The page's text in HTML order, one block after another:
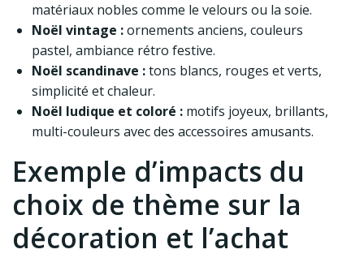
matériaux nobles comme le velours ou la soie.
Noël vintage :ornements anciens, couleurs
pastel, ambiance rétro festive.
Noël scandinave :tons blancs, rouges et verts,
simplicité et chaleur.
Noël ludique et coloré : motifs joyeux, brillants,
multi-couleurs avec des accessoires amusants.
Exemple d’impacts du
choix de thème sur la
décoration et l’achat